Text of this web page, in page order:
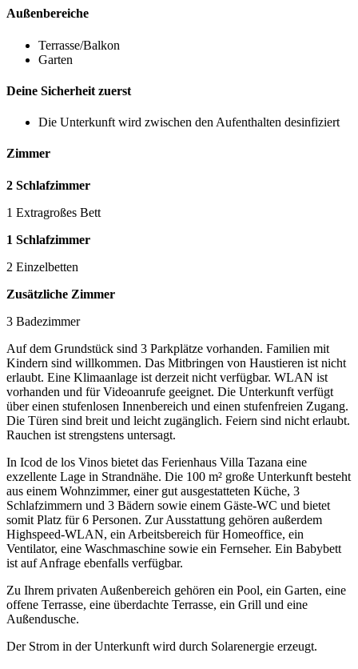
Außenbereiche
Terrasse/Balkon
Garten
Deine Sicherheit zuerst
Die Unterkunft wird zwischen den Aufenthalten desinfiziert
Zimmer
2 Schlafzimmer
1 Extragroßes Bett
1 Schlafzimmer
2 Einzelbetten
Zusätzliche Zimmer
3 Badezimmer
Auf dem Grundstück sind 3 Parkplätze vorhanden. Familien mit
Kindern sind willkommen. Das Mitbringen von Haustieren ist nicht
erlaubt. Eine Klimaanlage ist derzeit nicht verfügbar. WLAN ist
vorhanden und für Videoanrufe geeignet. Die Unterkunft verfügt
über einen stufenlosen Innenbereich und einen stufenfreien Zugang.
Die Türen sind breit und leicht zugänglich. Feiern sind nicht erlaubt.
Rauchen ist strengstens untersagt.
In Icod de los Vinos bietet das Ferienhaus Villa Tazana eine
exzellente Lage in Strandnähe. Die 100 m² große Unterkunft besteht
aus einem Wohnzimmer, einer gut ausgestatteten Küche, 3
Schlafzimmern und 3 Bädern sowie einem Gäste-WC und bietet
somit Platz für 6 Personen. Zur Ausstattung gehören außerdem
Highspeed-WLAN, ein Arbeitsbereich für Homeoffice, ein
Ventilator, eine Waschmaschine sowie ein Fernseher. Ein Babybett
ist auf Anfrage ebenfalls verfügbar.
Zu Ihrem privaten Außenbereich gehören ein Pool, ein Garten, eine
offene Terrasse, eine überdachte Terrasse, ein Grill und eine
Außendusche.
Der Strom in der Unterkunft wird durch Solarenergie erzeugt.